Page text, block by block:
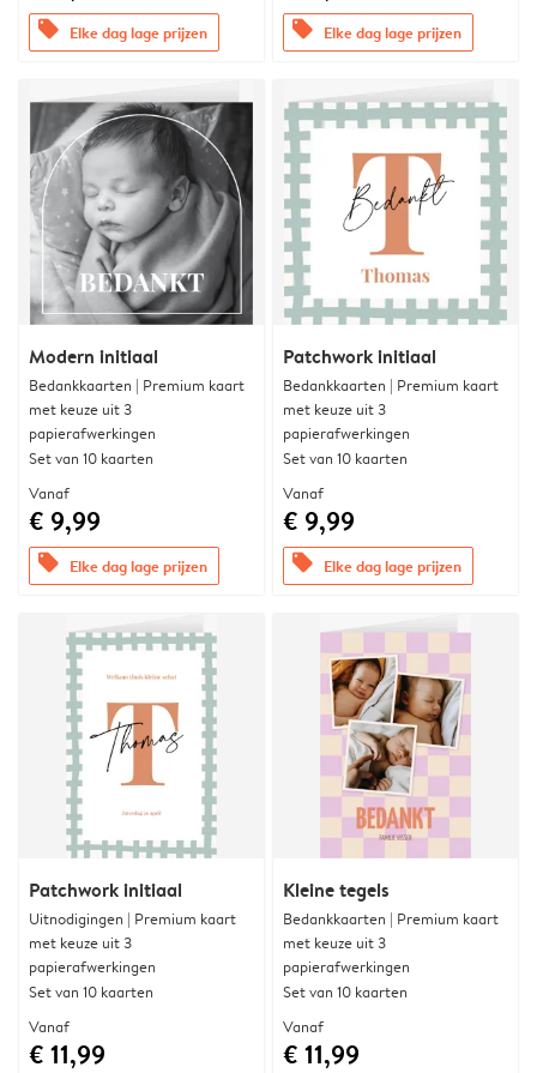
offers Elke dag lage prijzen offers Elke dag lage prijzen
Modern initiaal
Bedankkaarten | Premium kaart
met keuze uit 3
papierafwerkingen
Set van 10 kaarten
Vanaf
€ 9,99
offers Elke dag lage prijzen
Patchwork initiaal
Bedankkaarten | Premium kaart
met keuze uit 3
papierafwerkingen
Set van 10 kaarten
Vanaf
€ 9,99
offers Elke dag lage prijzen
Patchwork initiaal
Uitnodigingen | Premium kaart
met keuze uit 3
papierafwerkingen
Set van 10 kaarten
Vanaf
€ 11,99
Kleine tegels
Bedankkaarten | Premium kaart
met keuze uit 3
papierafwerkingen
Set van 10 kaarten
Vanaf
€ 11,99